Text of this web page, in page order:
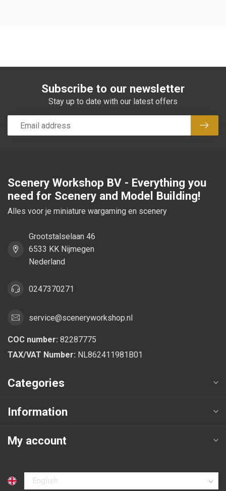
Subscribe to our newsletter
Stay up to date with our latest offers
Scenery Workshop BV - Everything you
need for Scenery and Model Building!
Alles voor je miniature wargaming en scenery
Grootstalselaan 46
6533 KK Nijmegen
Nederland
0247370271
service@sceneryworkshop.nl
COC number: 82287775
TAX/VAT Number: NL862411981B01
Categories
Information
My account
Select language